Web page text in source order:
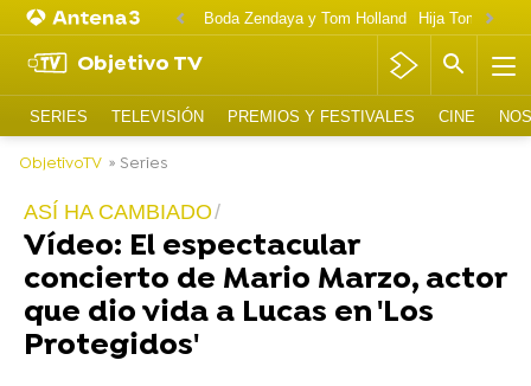
Boda Zendaya y Tom Holland Hija Tom
Objetivo TV
SERIES TELEVISIÓN PREMIOS Y FESTIVALES CINE
ObjetivoTV » Series
ASÍ HA CAMBIADO
Vídeo: El espectacular
concierto de Mario Marzo, actor
que dio vida a Lucas en 'Los
Protegidos'